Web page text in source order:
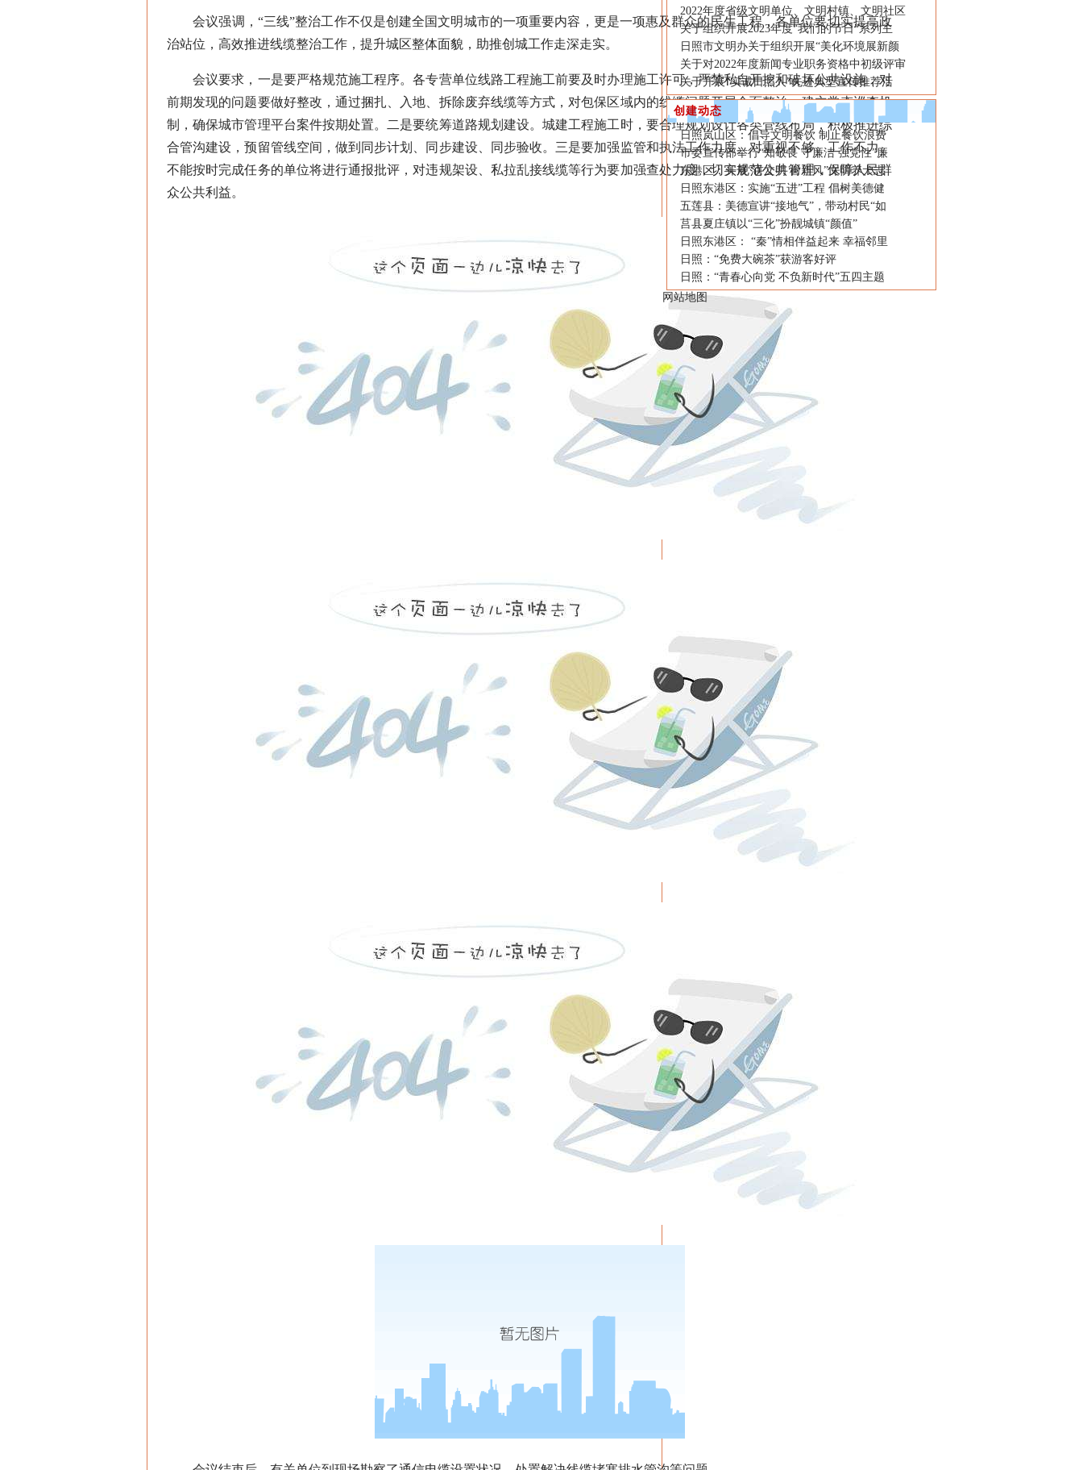
会议强调，“三线”整治工作不仅是创建全国文明城市的一项重要内容，更是一项惠及群众的民生工程，各单位要切实提高政
治站位，高效推进线缆整治工作，提升城区整体面貌，助推创城工作走深走实。
会议要求，一是要严格规范施工程序。各专营单位线路工程施工前要及时办理施工许可，严禁私自开挖和破坏公共设施，对
前期发现的问题要做好整改，通过捆扎、入地、拆除废弃线缆等方式，对包保区域内的线缆问题开展全面整治，建立常态巡查机
制，确保城市管理平台案件按期处置。二是要统筹道路规划建设。城建工程施工时，要合理规划设计各类管线布局，积极推进综
合管沟建设，预留管线空间，做到同步计划、同步建设、同步验收。三是要加强监管和执法工作力度。对重视不够、工作不力、
不能按时完成任务的单位将进行通报批评，对违规架设、私拉乱接线缆等行为要加强查处力度，切实规范公共管理，保障人民群
众公共利益。
2022年度省级文明单位、文明村镇、文明社区
关于组织开展2023年度“我们的节日”系列主
日照市文明办关于组织开展“美化环境展新颜
关于对2022年度新闻专业职务资格中初级评审
关于开展“实诚日照人”先进典型宣传推荐活
创建动态
日照岚山区：倡导文明餐饮 制止餐饮浪费
市委宣传部举行“知敬畏 守廉洁 强党性”廉
东港区：开展“讲文明 树新风”文明养犬志
日照东港区：实施“五进”工程 倡树美德健
五莲县：美德宣讲“接地气”，带动村民“如
莒县夏庄镇以“三化”扮靓城镇“颜值”
日照东港区： “秦”情相伴益起来 幸福邻里
日照：“免费大碗茶”获游客好评
日照：“青春心向党 不负新时代”五四主题
网站地图